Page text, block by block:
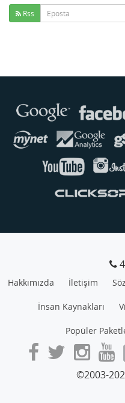
Rss
Hakkımızda İletişim
İnsan Kaynakları
Popüler
©2003-